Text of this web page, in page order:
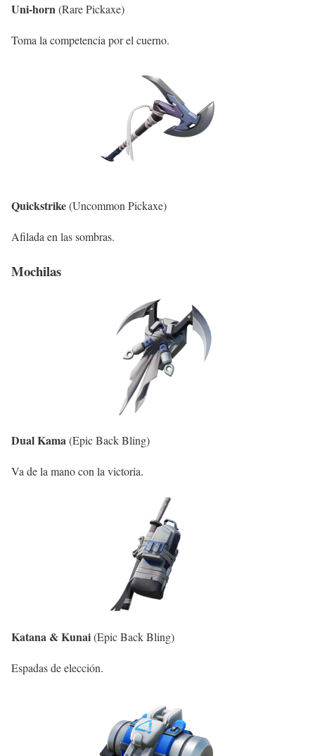
Uni-horn(Rare Pickaxe)
Toma la competencia por el cuerno.
Quickstrike(Uncommon Pickaxe)
Afilada en las sombras.
Mochilas
Dual Kama (Epic Back Bling)
Va de la mano con la victoria.
Katana & Kunai(Epic Back Bling)
Espadas de elección.